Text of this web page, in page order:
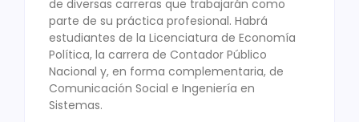
de diversas carreras que trabajarán como
parte de su práctica profesional. Habrá
estudiantes de la Licenciatura de Economía
Política, la carrera de Contador Público
Nacional y, en forma complementaria, de
Comunicación Social e Ingeniería en
Sistemas.